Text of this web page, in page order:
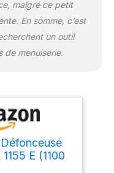
malgré ce petit
En somme, c’est
un outil
de menuiserie.
E (1100